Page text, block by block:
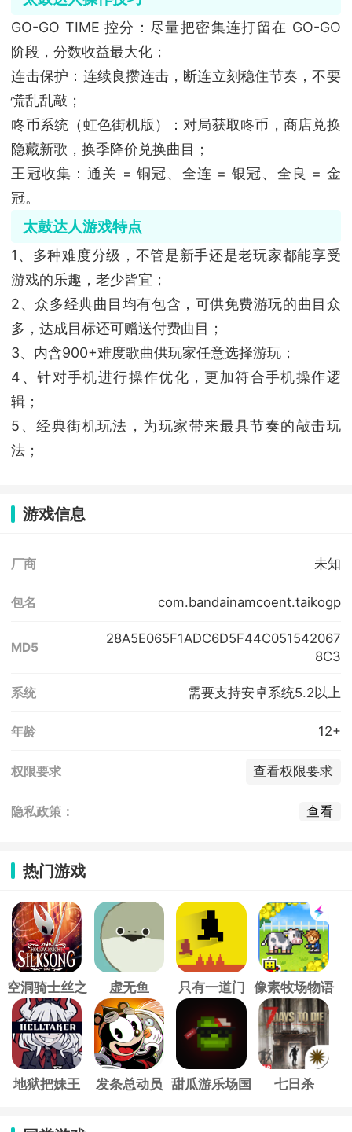
GO-GO TIME 控分：尽量把密集连打留在 GO-GO
阶段，分数收益最大化；
连击保护：连续良攒连击，断连立刻稳住节奏，不要
慌乱乱敲；
咚币系统（虹色街机版）：对局获取咚币，商店兑换
隐藏新歌，换季降价兑换曲目；
王冠收集：通关 = 铜冠、全连 = 银冠、全良 = 金
冠。
太鼓达人游戏特点
1、多种难度分级，不管是新手还是老玩家都能享受
游戏的乐趣，老少皆宜；
2、众多经典曲目均有包含，可供免费游玩的曲目众
多，达成目标还可赠送付费曲目；
3、内含900+难度歌曲供玩家任意选择游玩；
4、针对手机进行操作优化，更加符合手机操作逻
辑；
5、经典街机玩法，为玩家带来最具节奏的敲击玩
法；
游戏信息
厂商 未知
包名 com.bandainamcoent.taikogp
MD5
28A5E065F1ADC6D5F44C051542067
8C3
系统 需要支持安卓系统5.2以上
年龄 12+
权限要求 查看权限要求
隐私政策： 查看
热门游戏
空洞骑士丝之
歌
虚无鱼 只有一道门 像素牧场物语
地狱把妹王 发条总动员
甜瓜游乐场国
七日杀